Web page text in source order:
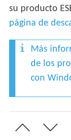
su producto
página de
Más
de los
con